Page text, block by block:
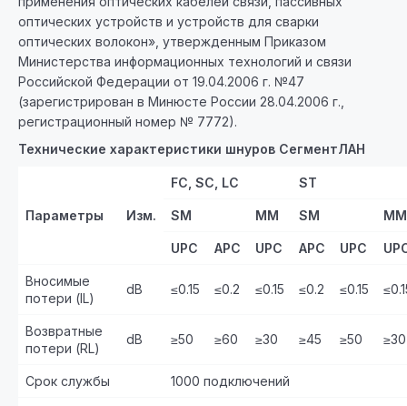
оптических устройств и устройств для сварки
оптических волокон», утвержденным Приказом
Министерства информационных технологий и связи
Российской Федерации от 19.04.2006 г. №47
(зарегистрирован в Минюсте России 28.04.2006 г.,
регистрационный номер № 7772).
Технические характеристики шнуров СегментЛАН
Параметры Изм.
FC, SC, LC ST
SM MM SM MM
UPC APC UPC APC UPC U
Вносимые
потери (IL)
dB ≤0.15 ≤0.2 ≤0.15 ≤0.2 ≤0.15
Возвратные
потери (RL)
dB ≥50 ≥60 ≥30 ≥45 ≥50 ≥30
Срок службы 1000 подключений